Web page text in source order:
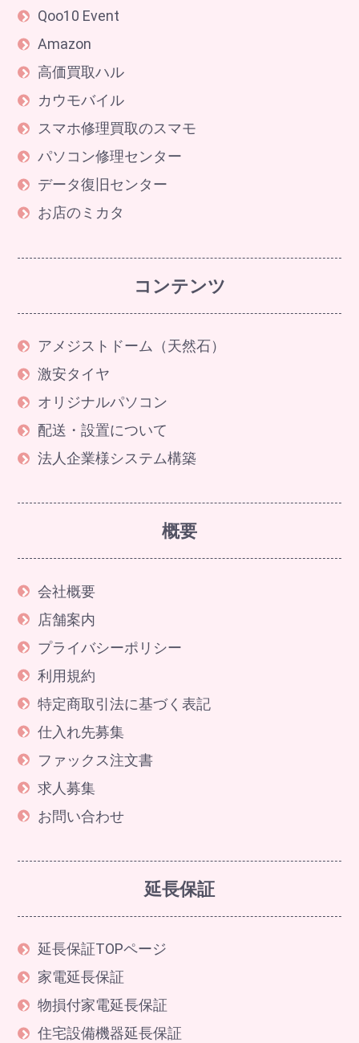
Qoo10 Event
Amazon
高価買取ハル
カウモバイル
スマホ修理買取のスマモ
パソコン修理センター
データ復旧センター
お店のミカタ
コンテンツ
アメジストドーム（天然石）
激安タイヤ
オリジナルパソコン
配送・設置について
法人企業様システム構築
概要
会社概要
店舗案内
プライバシーポリシー
利用規約
特定商取引法に基づく表記
仕入れ先募集
ファックス注文書
求人募集
お問い合わせ
延長保証
延長保証TOPページ
家電延長保証
物損付家電延長保証
住宅設備機器延長保証